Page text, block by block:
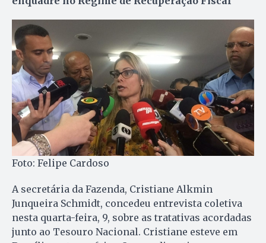
Foto: Felipe Cardoso
A secretária da Fazenda, Cristiane Alkmin
Junqueira Schmidt, concedeu entrevista coletiva
nesta quarta-feira, 9, sobre as tratativas acordadas
junto ao Tesouro Nacional. Cristiane esteve em